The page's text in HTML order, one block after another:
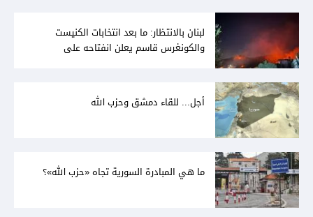
لبنان بالانتظار: ما بعد انتخابات الكنيست
والكونغرس قاسم يعلن انفتاحه على
أجل... للقاء دمشق وحزب الله
ما هي المبادرة السورية تجاه «حزب الله»؟